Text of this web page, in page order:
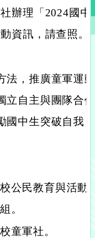
辦理「2024國
資訊，請查照。
法，推廣童軍運
立自主與團隊合
國中生突破自我
公民教育與活動
。
童軍社。